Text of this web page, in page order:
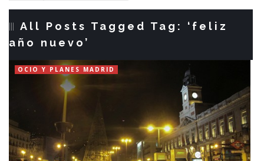
All Posts Tagged Tag: ‘feliz
año nuevo’
OCIO Y PLANES MADRID